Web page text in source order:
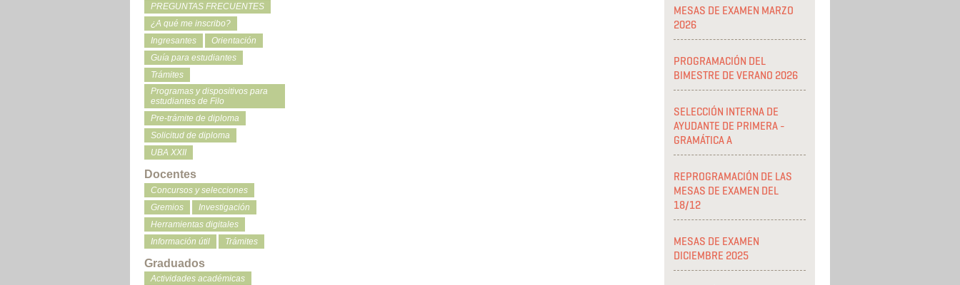
PREGUNTAS FRECUENTES
¿A qué me inscribo?
Ingresantes
Orientación
Guía para estudiantes
Trámites
Programas y dispositivos para
estudiantes de Filo
Pre-trámite de diploma
Solicitud de diploma
UBA XXII
Docentes
Concursos y selecciones
Gremios
Investigación
Herramientas digitales
Información útil
Trámites
Graduados
Actividades académicas
MESAS DE EXAMEN MARZO
2026
PROGRAMACIÓN DEL
BIMESTRE DE VERANO 2026
SELECCIÓN INTERNA DE
AYUDANTE DE PRIMERA -
GRAMÁTICA A
REPROGRAMACIÓN DE LAS
MESAS DE EXAMEN DEL
18/12
MESAS DE EXAMEN
DICIEMBRE 2025